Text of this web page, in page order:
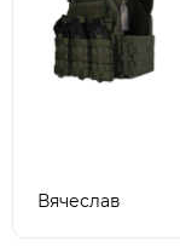
Вячеслав